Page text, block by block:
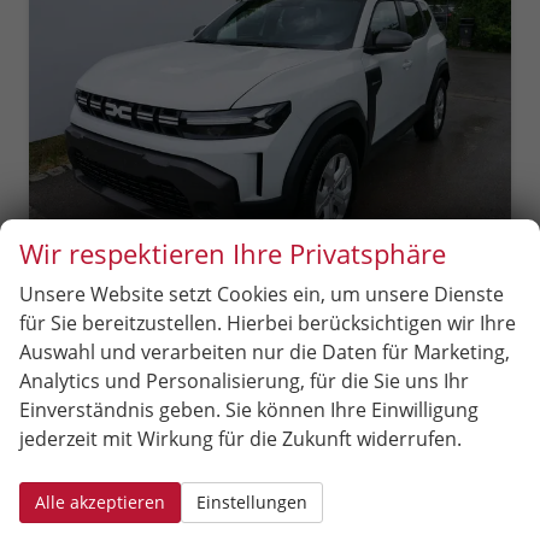
Dacia Duster
Expression 3 TCe 4x2*NAVI-ÜBER-SMARTLINK*AHK*PDC-KAMERA*LED*SHZ*17-ZOLL
sofort lieferbar Fahrzeug mit Tageszulassung
Fahrzeugnr. 97602 GetriebeSchaltgetriebe
Kraftstoff Benzin Außenfarbe Glacierweiß
01.06.2026
Wir respektieren Ihre Privatsphäre
Unsere Website setzt Cookies ein, um unsere Dienste
für Sie bereitzustellen. Hierbei berücksichtigen wir Ihre
Auswahl und verarbeiten nur die Daten für Marketing,
Analytics und Personalisierung, für die Sie uns Ihr
Einverständnis geben. Sie können Ihre Einwilligung
jederzeit mit Wirkung für die Zukunft widerrufen.
Alle akzeptieren Einstellungen